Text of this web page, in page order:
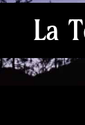
La